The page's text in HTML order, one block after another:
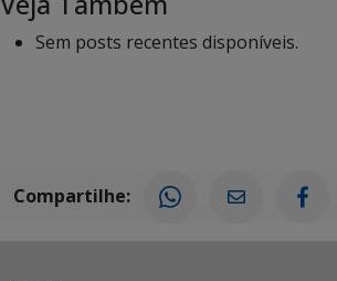
Sem posts recentes disponíveis.
Compartilhe: